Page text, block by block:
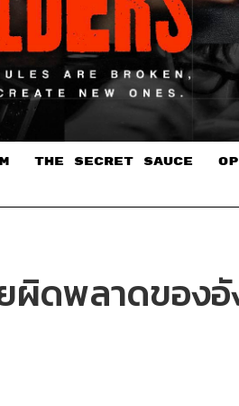
THE SECRET SAUCE​
ผิดพลาดของ